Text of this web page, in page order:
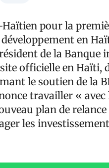
pour la
en
de la Banque
officielle en Haïti,
le soutien de la
travailler «
plan de
les